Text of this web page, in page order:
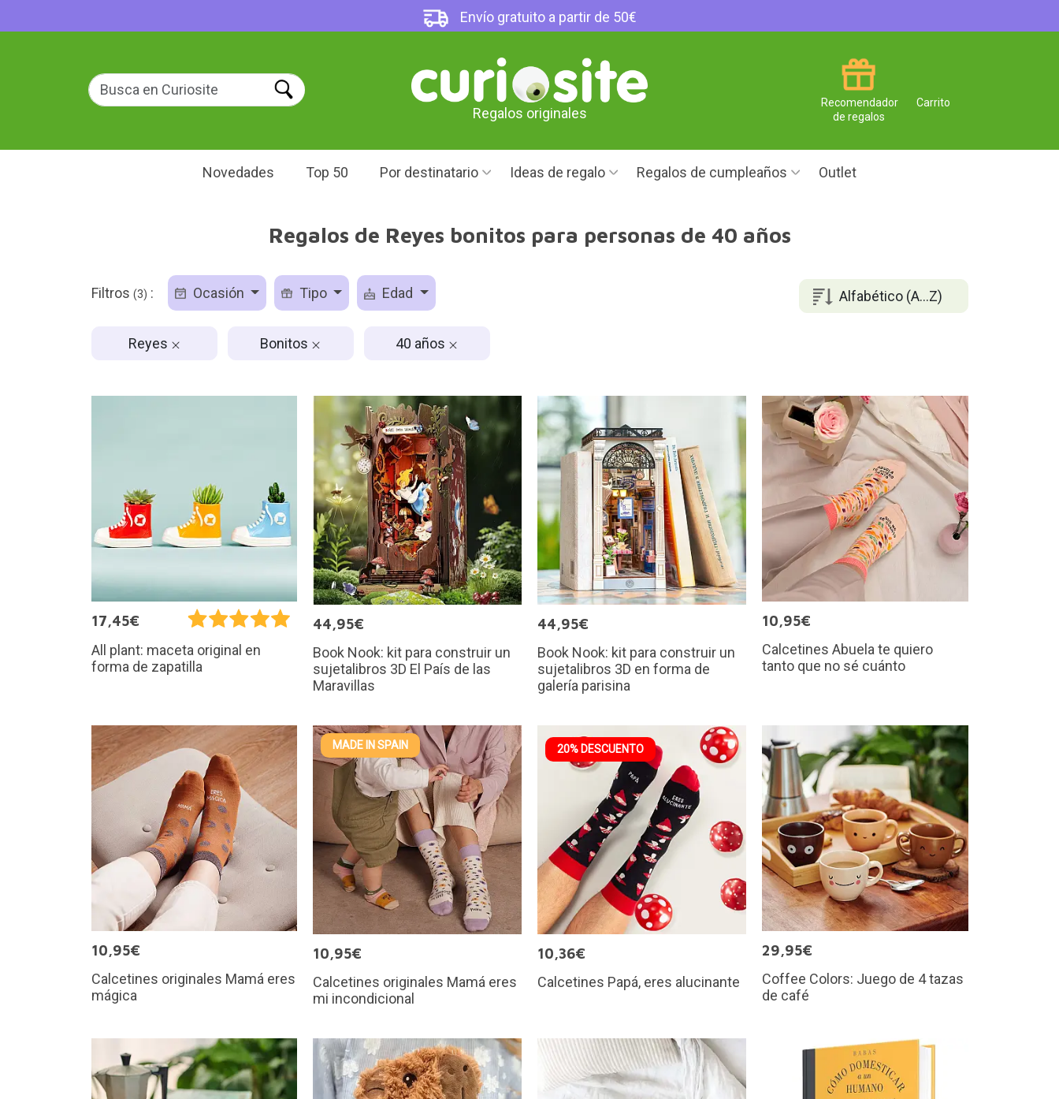
Envío gratuito a partir de 50€
Regalos originales
Carrito
Recomendador
de regalos
Novedades Top 50 Por destinatario Ideas de regalo Regalos de cumpleaños Outlet
Regalos de Reyes bonitos para personas de 40 años
Alfabético (A...Z)
Filtros (3) : Ocasión Tipo Edad
Reyes Bonitos 40 años
17,45€
All plant: maceta original en
forma de zapatilla
44,95€
Book Nook: kit para construir un
sujetalibros 3D El País de las
Maravillas
44,95€
Book Nook: kit para construir un
sujetalibros 3D en forma de
galería parisina
10,95€
Calcetines Abuela te quiero
tanto que no sé cuánto
10,95€
Calcetines originales Mamá eres
mágica
MADE IN SPAIN
10,95€
Calcetines originales Mamá eres
mi incondicional
20% DESCUENTO
10,36€
Calcetines Papá, eres alucinante
29,95€
Coffee Colors: Juego de 4 tazas
de café